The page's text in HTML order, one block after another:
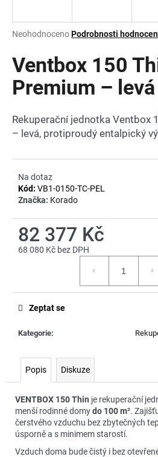
Průměrné
produktu
je
0,0
hvězdiček.
NeohodnocenoPodrobnosti
Ventbox 150
Premium – levá
Rekuperační jednotka Ventbox
– levá, protiproudý entalpický
Na dotaz
Kód: VB1-0150-TC-PEL
Značka: Korado
82 377 Kč
68 080 Kč bez DPH
Kategorie:
Zeptat se
Popis Diskuze
VENTBOX 150 Thin je rekuperační
menší rodinné domydo 100 m².
čerstvého vzduchu bez zbytečných
úsporně a s minimem starostí.
Vzduch doma bude čistý i bez
j
t
?
HLEDAT
D
o
p
m
e